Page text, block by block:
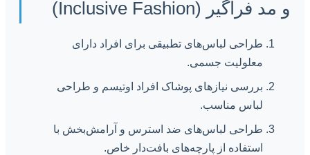
و مد فراگیر (Inclusive Fashion)
طراحی لباس‌های تطبیقی برای افراد دارای
معلولیت جسمی.
بررسی نیازهای پوشاک افراد اوتیسم و طراحی
لباس مناسب.
طراحی لباس‌های ضد استرس و آرامش‌بخش با
استفاده از پارچه‌های بافت‌دار خاص.